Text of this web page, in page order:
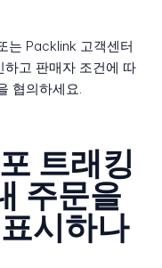
는 Packlink 고객센터
고 판매자 조건에 따
협의하세요.
트래킹
주문을
시하나